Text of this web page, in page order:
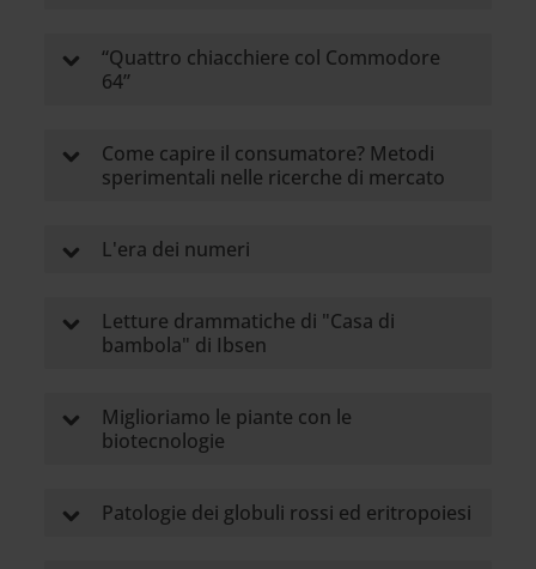
“Quattro chiacchiere col Commodore
64”
Come capire il consumatore? Metodi
sperimentali nelle ricerche di mercato
L'era dei numeri
Letture drammatiche di "Casa di
bambola" di Ibsen
Miglioriamo le piante con le
biotecnologie
Patologie dei globuli rossi ed eritropoiesi